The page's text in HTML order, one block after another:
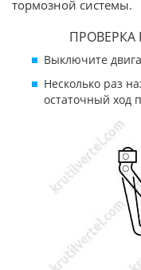
тормозной системы.
Выключите
Несколько раз
остаточный ход